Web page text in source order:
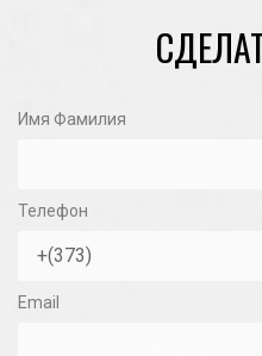
Имя Фамилия
Телефон
Email